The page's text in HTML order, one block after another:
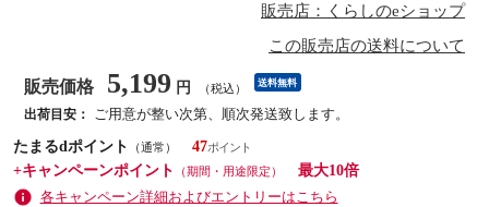
販売店：くらしのeショップ
この販売店の送料について
販売価格 5,199 円 （税込） 送料無料
出荷目安：
ご用意が整い次第、順次発送致します。
たまるdポイント
（通常）
47
+キャンペーンポイント
（期間・用途限定）
最大10倍
各キャンペーン詳細およびエントリーはこちら